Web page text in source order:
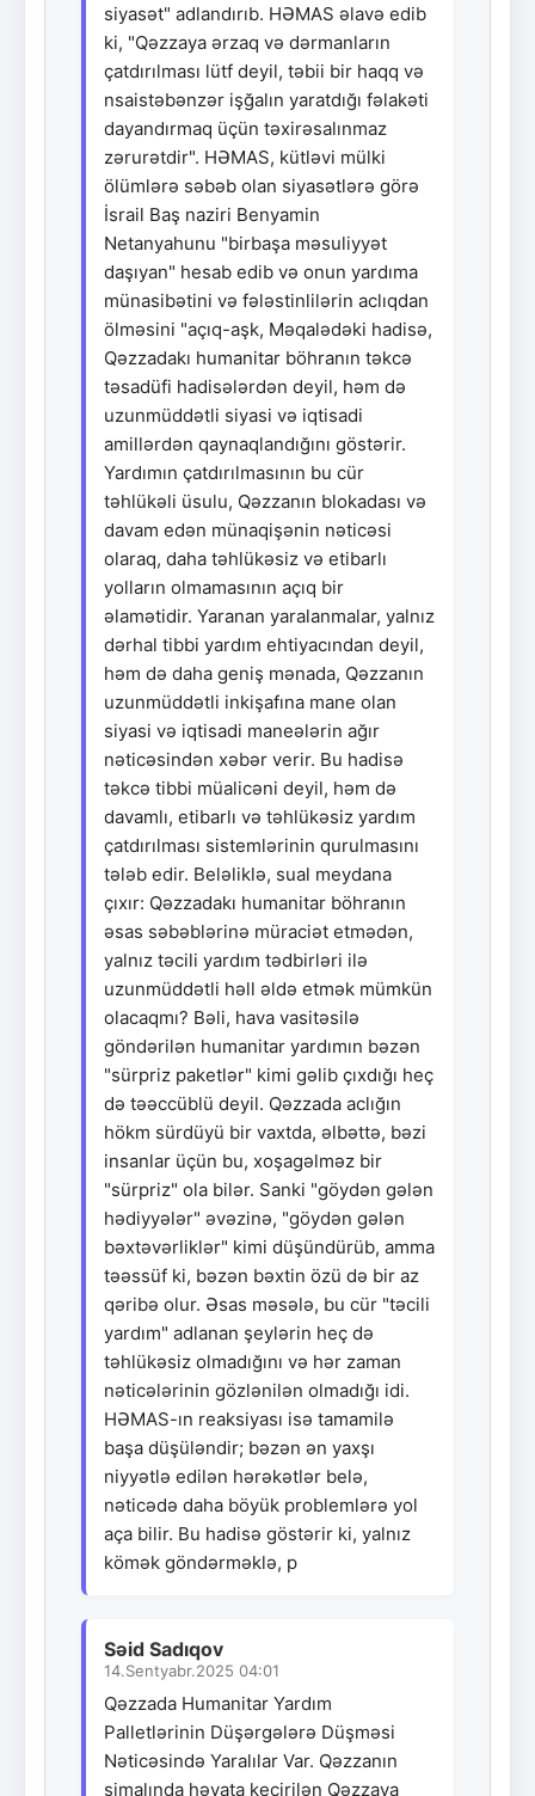
siyasət" adlandırıb. HƏMAS əlavə edib
ki, "Qəzzaya ərzaq və dərmanların
çatdırılması lütf deyil, təbii bir haqq və
nsaistəbənzər işğalın yaratdığı fəlakəti
dayandırmaq üçün təxirəsalınmaz
zərurətdir". HƏMAS, kütləvi mülki
ölümlərə səbəb olan siyasətlərə görə
İsrail Baş naziri Benyamin
Netanyahunu "birbaşa məsuliyyət
daşıyan" hesab edib və onun yardıma
münasibətini və fələstinlilərin aclıqdan
ölməsini "açıq-aşk, Məqalədəki hadisə,
Qəzzadakı humanitar böhranın təkcə
təsadüfi hadisələrdən deyil, həm də
uzunmüddətli siyasi və iqtisadi
amillərdən qaynaqlandığını göstərir.
Yardımın çatdırılmasının bu cür
təhlükəli üsulu, Qəzzanın blokadası və
davam edən münaqişənin nəticəsi
olaraq, daha təhlükəsiz və etibarlı
yolların olmamasının açıq bir
əlamətidir. Yaranan yaralanmalar, yalnız
dərhal tibbi yardım ehtiyacından deyil,
həm də daha geniş mənada, Qəzzanın
uzunmüddətli inkişafına mane olan
siyasi və iqtisadi maneələrin ağır
nəticəsindən xəbər verir. Bu hadisə
təkcə tibbi müalicəni deyil, həm də
davamlı, etibarlı və təhlükəsiz yardım
çatdırılması sistemlərinin qurulmasını
tələb edir. Beləliklə, sual meydana
çıxır: Qəzzadakı humanitar böhranın
əsas səbəblərinə müraciət etmədən,
yalnız təcili yardım tədbirləri ilə
uzunmüddətli həll əldə etmək mümkün
olacaqmı? Bəli, hava vasitəsilə
göndərilən humanitar yardımın bəzən
"sürpriz paketlər" kimi gəlib çıxdığı heç
də təəccüblü deyil. Qəzzada aclığın
hökm sürdüyü bir vaxtda, əlbəttə, bəzi
insanlar üçün bu, xoşagəlməz bir
"sürpriz" ola bilər. Sanki "göydən gələn
hədiyyələr" əvəzinə, "göydən gələn
bəxtəvərliklər" kimi düşündürüb, amma
təəssüf ki, bəzən bəxtin özü də bir az
qəribə olur. Əsas məsələ, bu cür "təcili
yardım" adlanan şeylərin heç də
təhlükəsiz olmadığını və hər zaman
nəticələrinin gözlənilən olmadığı idi.
HƏMAS-ın reaksiyası isə tamamilə
başa düşüləndir; bəzən ən yaxşı
niyyətlə edilən hərəkətlər belə,
nəticədə daha böyük problemlərə yol
aça bilir. Bu hadisə göstərir ki, yalnız
kömək göndərməklə, p
Səid Sadıqov
14.Sentyabr.2025 04:01
Qəzzada Humanitar Yardım
Palletlərinin Düşərgələrə Düşməsi
Nəticəsində Yaralılar Var. Qəzzanın
şimalında həyata keçirilən Qəzzaya